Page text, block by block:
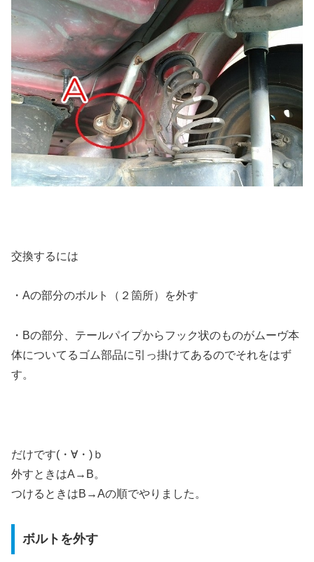
交換するには
・Aの部分のボルト（２箇所）を外す
・Bの部分、テールパイプからフック状のものがムーヴ本
体についてるゴム部品に引っ掛けてあるのでそれをはず
す。
だけです(・∀・)ｂ
外すときはA→B。
つけるときはB→Aの順でやりました。
ボルトを外す